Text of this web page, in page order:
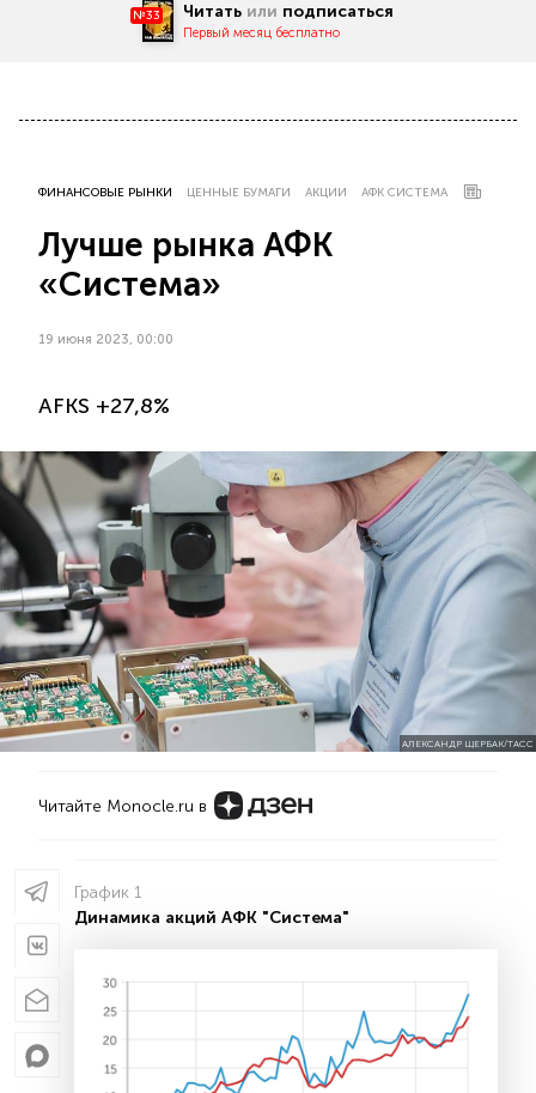
№33 Читать или подписаться
Первый месяц бесплатно
ФИНАНСОВЫЕ РЫНКИ ЦЕННЫЕ БУМАГИ АКЦИИ АФК СИСТЕМА
Лучше рынка АФК
«Система»
19 июня 2023, 00:00
AFKS +27,8%
АЛЕКСАНДР ЩЕРБАК/ТАСС
Читайте Monocle.ru в
График 1
Динамика акций АФК "Система"